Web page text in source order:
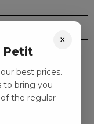
×
Petit
best prices.
to bring you
the regular